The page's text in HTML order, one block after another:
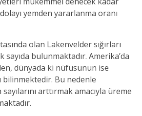
yemden yararlanma oranı
olan Lakenvelder sığırları
sayıda bulunmaktadır. Amerika’da
dünyada ki nüfusunun ise
bilinmektedir. Bu nedenle
arttırmak amacıyla üreme